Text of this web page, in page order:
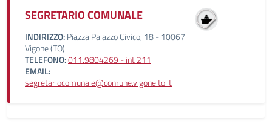
SEGRETARIO COMUNALE
INDIRIZZO:Piazza Palazzo Civico, 18 - 10067
Vigone (TO)
TELEFONO:011.9804269 - int 211
EMAIL:
segretariocomunale@comune.vigone.to.it